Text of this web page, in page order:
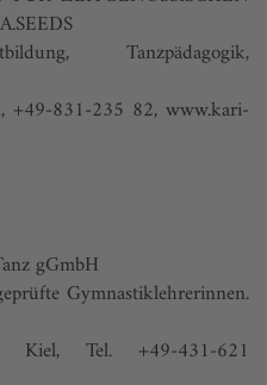
Tanzpädagogik,
+49-831-235 82, www.kari-
gGmbH
Gymnastiklehrerinnen.
Kiel, Tel. +49-431-621